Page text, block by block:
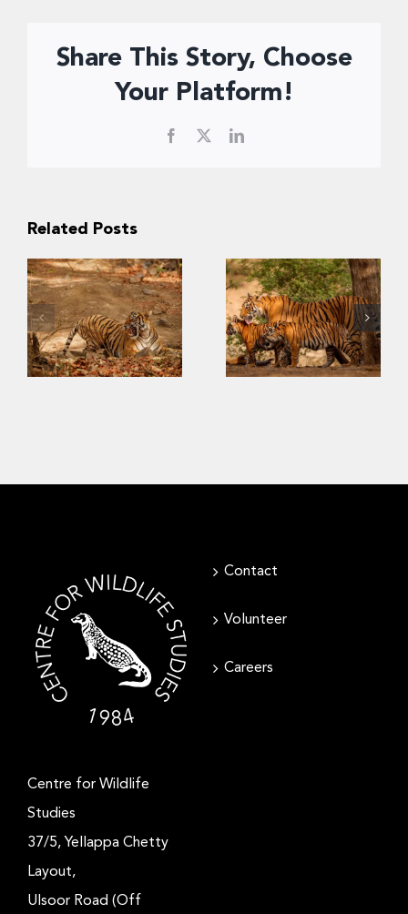
Share This Story, Choose
Your Platform!
Facebook LinkedIn
Related Posts
Slow Recovery:
The Challenges
of Saving
Southeast Asia’s
Tigers
Last
Strongholds of
the Wild Tigers
Contact
Volunteer
Careers
Centre for Wildlife
Studies
37/5, Yellappa Chetty
Layout,
Ulsoor Road (Off